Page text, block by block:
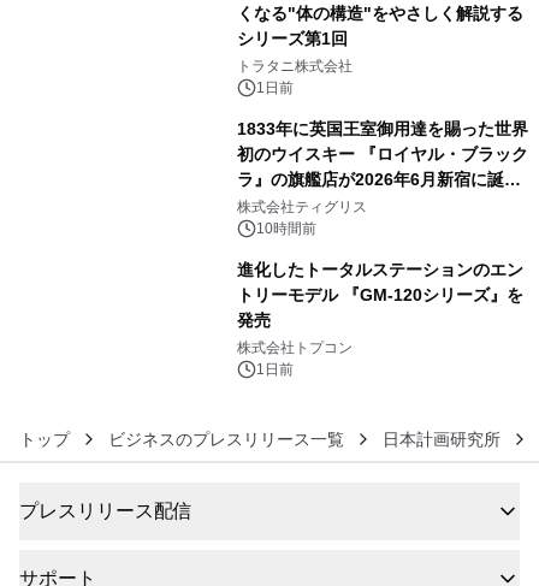
くなる"体の構造"をやさしく解説する
シリーズ第1回
トラタニ株式会社
1日前
1833年に英国王室御用達を賜った世界
初のウイスキー 『ロイヤル・ブラック
ラ』の旗艦店が2026年6月新宿に誕
生 バカルディ ジャパンと連携した
没入型バー「BAR Arca」
株式会社ティグリス
10時間前
進化したトータルステーションのエン
トリーモデル 『GM-120シリーズ』を
発売
株式会社トプコン
1日前
トップ ビジネスのプレスリリース一覧 日本計画研究所
プレスリリース配信
サポート